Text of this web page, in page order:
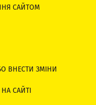
САЙТОМ
ВНЕСТИ ЗМІНИ
САЙТІ